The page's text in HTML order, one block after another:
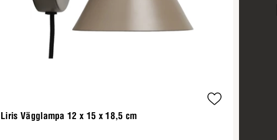
Liris Vägglampa 12 x 15 x 18,5 cm